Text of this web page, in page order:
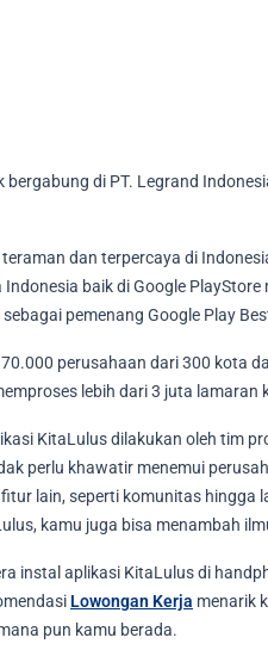
di PT. Legrand
dan terpercaya di
baik di Google
pemenang Google Play
perusahaan dari 300 kota
lebih dari 3 juta lamaran
KitaLulus dilakukan oleh tim
perlu khawatir menemui
lain, seperti komunitas hingga
kamu juga bisa menambah
instal aplikasi KitaLulus di
Lowongan Kerja menarik
pun kamu berada.